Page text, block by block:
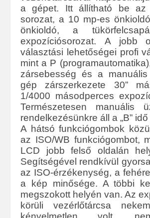
a gépet. Itt állítható be az
sorozat, a 10 mp-es
önkioldó, a
expozíciósorozat. A jobb
választási lehetőségei profi
mint a P
zársebesség és a
gép zárszerkezete 30”
1/4000 másodperces
Természetesen manuális
rendelkezésünkre áll a „B” idő
A hátsó funkciógombok
az ISO/WB funkciógombot,
LCD jobb felső oldalán
Segítségével rendkívül
az ISO-érzékenység, a
a kép minősége. A többi
megszokott helyén van. Az
körüli vezérlőtárcsa